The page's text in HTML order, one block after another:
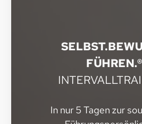
FÜHREN.®
In nur 5 Tagen zur